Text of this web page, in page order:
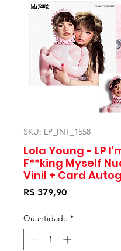
SKU: LP_INT_1558
Lola Young - LP
F**king Myself
Vinil + Card
R$ 379,90Preço
Quantidade *